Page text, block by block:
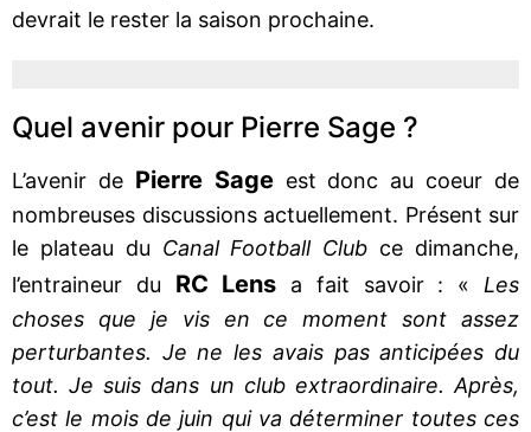
devrait le rester la saison prochaine.
Quel avenir pour Pierre Sage ?
L’avenir de Pierre Sageest donc au coeur de
nombreuses discussions actuellement. Présent sur
le plateau du Canal Football Club ce dimanche,
l’entraineur du RC Lens a fait savoir : « Les
choses que je vis en ce moment sont assez
perturbantes. Je ne les avais pas anticipées du
tout. Je suis dans un club extraordinaire. Après,
c’est le mois de juin qui va déterminer toutes ces